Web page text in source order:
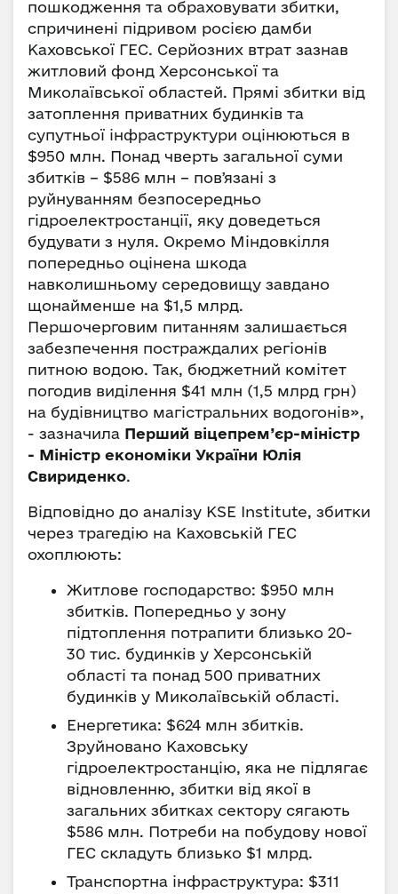
пошкодження та обраховувати збитки,
спричинені підривом росією дамби
Каховської ГЕС. Серйозних втрат зазнав
житловий фонд Херсонської та
Миколаївської областей. Прямі збитки від
затоплення приватних будинків та
супутньої інфраструктури оцінюються в
$950 млн. Понад чверть загальної суми
збитків – $586 млн – повʼязані з
руйнуванням безпосередньо
гідроелектростанції, яку доведеться
будувати з нуля. Окремо Міндовкілля
попередньо оцінена шкода
навколишньому середовищу завдано
щонайменше на $1,5 млрд.
Першочерговим питанням залишається
забезпечення постраждалих регіонів
питною водою. Так, бюджетний комітет
погодив виділення $41 млн (1,5 млрд грн)
на будівництво магістральних водогонів»,
- зазначила Перший віцепрем’єр-міністр
- Міністр економіки України Юлія
Свириденко.
Відповідно до аналізу KSE Institute, збитки
через трагедію на Каховській ГЕС
охоплюють:
Житлове господарство: $950 млн
збитків. Попередньо у зону
підтоплення потрапити близько 20-
30 тис. будинків у Херсонській
області та понад 500 приватних
будинків у Миколаївській області.
Енергетика: $624 млн збитків.
Зруйновано Каховську
гідроелектростанцію, яка не підлягає
відновленню, збитки від якої в
загальних збитках сектору сягають
$586 млн. Потреби на побудову нової
ГЕС складуть близько $1 млрд.
Транспортна інфраструктура: $311